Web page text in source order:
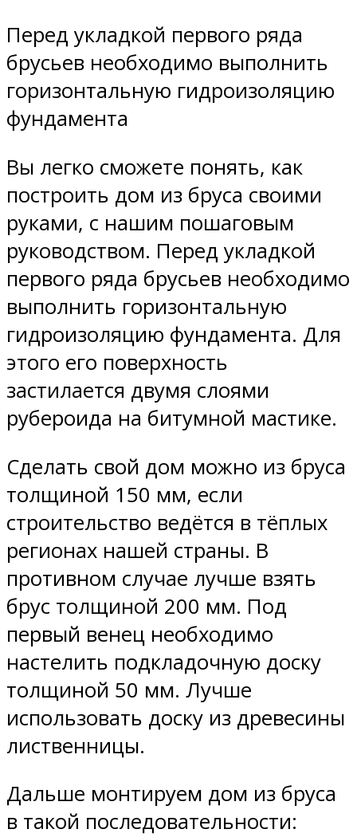
Перед укладкой первого ряда
брусьев необходимо выполнить
горизонтальную гидроизоляцию
фундамента
Вы легко сможете понять, как
построить дом из бруса своими
руками, с нашим пошаговым
руководством. Перед укладкой
первого ряда брусьев необходимо
выполнить горизонтальную
гидроизоляцию фундамента. Для
этого его поверхность
застилается двумя слоями
рубероида на битумной мастике.
Сделать свой дом можно из бруса
толщиной 150 мм, если
строительство ведётся в тёплых
регионах нашей страны. В
противном случае лучше взять
брус толщиной 200 мм. Под
первый венец необходимо
настелить подкладочную доску
толщиной 50 мм. Лучше
использовать доску из древесины
лиственницы.
Дальше монтируем дом из бруса
в такой последовательности: